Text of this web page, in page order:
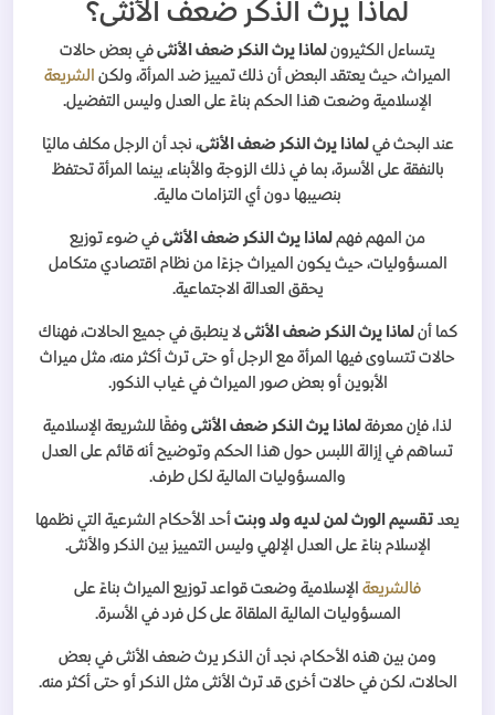
لماذا يرث الذكر ضعف الأنثى؟
يتساءل الكثيرون لماذا يرث الذكر ضعف الأنثى في بعض حالات
الميراث، حيث يعتقد البعض أن ذلك تمييز ضد المرأة، ولكن الشريعة
الإسلامية وضعت هذا الحكم بناءً على العدل وليس التفضيل.
عند البحث فيلماذا يرث الذكر ضعف الأنثى، نجد أن الرجل مكلف ماليًا
بالنفقة على الأسرة، بما في ذلك الزوجة والأبناء، بينما المرأة تحتفظ
بنصيبها دون أي التزامات مالية.
من المهم فهم لماذا يرث الذكر ضعف الأنثى في ضوء توزيع
المسؤوليات، حيث يكون الميراث جزءًا من نظام اقتصادي متكامل
يحقق العدالة الاجتماعية.
كما أنلماذا يرث الذكر ضعف الأنثى لا ينطبق في جميع الحالات، فهناك
حالات تتساوى فيها المرأة مع الرجل أو حتى ترث أكثر منه، مثل ميراث
الأبوين أو بعض صور الميراث في غياب الذكور.
لذا، فإن معرفة لماذا يرث الذكر ضعف الأنثى وفقًا للشريعة الإسلامية
تساهم في إزالة اللبس حول هذا الحكم وتوضيح أنه قائم على العدل
والمسؤوليات المالية لكل طرف.
يعد تقسيم الورث لمن لديه ولد وبنت أحد الأحكام الشرعية التي نظمها
الإسلام بناءً على العدل الإلهي وليس التمييز بين الذكر والأنثى.
فالشريعة الإسلامية وضعت قواعد توزيع الميراث بناءً على
المسؤوليات المالية الملقاة على كل فرد في الأسرة.
ومن بين هذه الأحكام، نجد أن الذكر يرث ضعف الأنثى في بعض
الحالات، لكن في حالات أخرى قد ترث الأنثى مثل الذكر أو حتى أكثر منه.